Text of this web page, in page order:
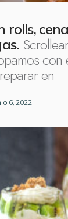
rolls,
con
en
6, 2022